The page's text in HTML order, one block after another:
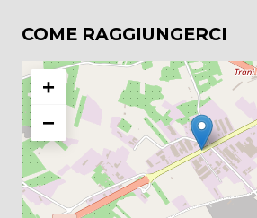
COME RAGGIUNGERCI
+
−